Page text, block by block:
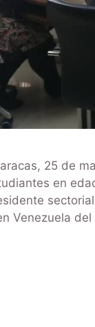
25 de
en
Venezuela